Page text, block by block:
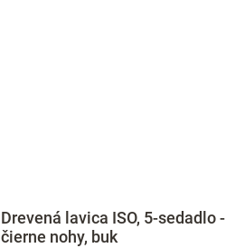
Drevená lavica ISO, 5-sedadlo -
čierne nohy, buk